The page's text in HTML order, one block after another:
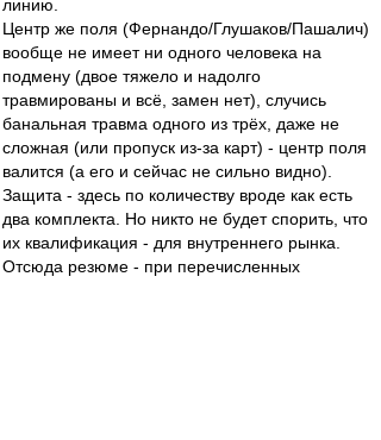
линию.
Центр же поля (Фернандо/Глушаков/Пашалич)
вообще не имеет ни одного человека на
подмену (двое тяжело и надолго
травмированы и всё, замен нет), случись
банальная травма одного из трёх, даже не
сложная (или пропуск из-за карт) - центр поля
валится (а его и сейчас не сильно видно).
Защита - здесь по количеству вроде как есть
два комплекта. Но никто не будет спорить, что
их квалификация - для внутреннего рынка.
Отсюда резюме - при перечисленных